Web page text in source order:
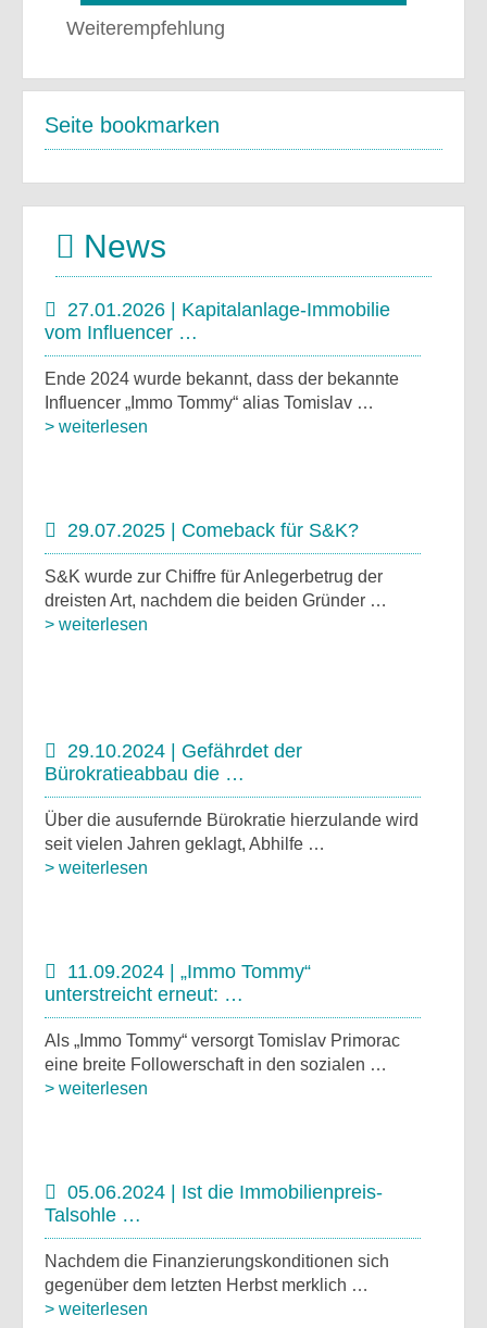
Weiterempfehlung
Seite bookmarken
News
27.01.2026 | Kapitalanlage-Immobilie
vom Influencer …
Ende 2024 wurde bekannt, dass der bekannte
Influencer „Immo Tommy“ alias Tomislav …
> weiterlesen
29.07.2025 | Comeback für S&K?
S&K wurde zur Chiffre für Anlegerbetrug der
dreisten Art, nachdem die beiden Gründer …
> weiterlesen
29.10.2024 | Gefährdet der
Bürokratieabbau die …
Über die ausufernde Bürokratie hierzulande wird
seit vielen Jahren geklagt, Abhilfe …
> weiterlesen
11.09.2024 | „Immo Tommy“
unterstreicht erneut: …
Als „Immo Tommy“ versorgt Tomislav Primorac
eine breite Followerschaft in den sozialen …
> weiterlesen
05.06.2024 | Ist die Immobilienpreis-
Talsohle …
Nachdem die Finanzierungskonditionen sich
gegenüber dem letzten Herbst merklich …
> weiterlesen